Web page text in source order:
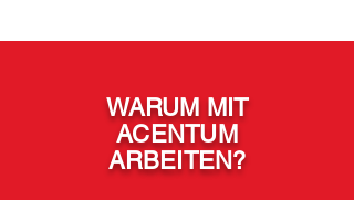
WARUM MIT
ACENTUM
ARBEITEN?